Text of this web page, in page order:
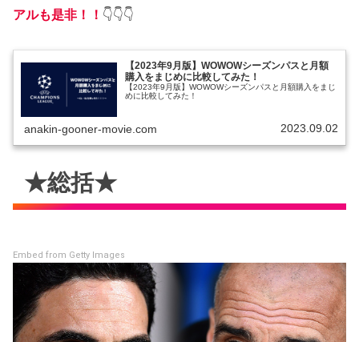
アルも是非！！ 👇👇👇
【2023年9月版】WOWOWシーズンパスと月額
購入をまじめに比較してみた！
【2023年9月版】WOWOWシーズンパスと月額購入をまじ
めに比較してみた！
anakin-gooner-movie.com 2023.09.02
★総括★
Embed from Getty Images